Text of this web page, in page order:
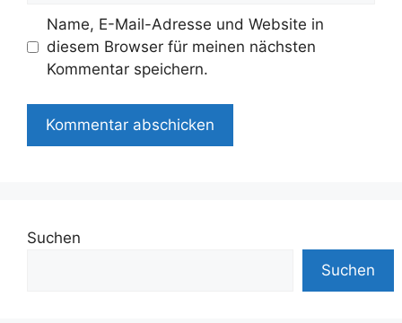
Name, E-Mail-Adresse und Website in
diesem Browser für meinen nächsten
Kommentar speichern.
Suchen
Suchen